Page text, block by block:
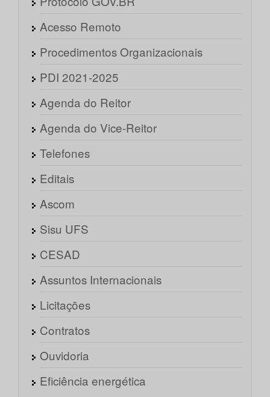
Acesso Remoto
Procedimentos Organizacionais
PDI 2021-2025
Agenda do Reitor
Agenda do Vice-Reitor
Telefones
Editais
Ascom
Sisu UFS
CESAD
Assuntos Internacionais
Licitações
Contratos
Ouvidoria
Eficiência energética